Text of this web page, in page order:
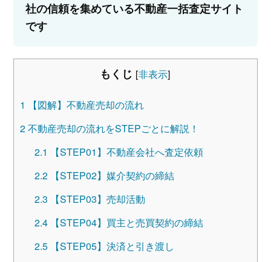
社の信頼を集めている不動産一括査定サイト
です
もくじ [非表示]
1
【図解】不動産売却の流れ
2不動産売却の流れをSTEPごとに解説！
2.1
【STEP01】不動産会社へ査定依頼
2.2【STEP02】媒介契約の締結
2.3 【STEP03】売却活動
2.4【STEP04】買主と売買契約の締結
2.5【STEP05】決済と引き渡し